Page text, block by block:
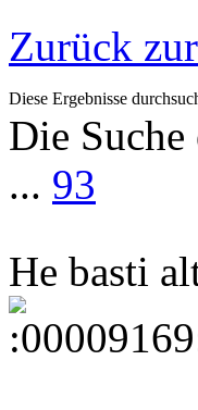
Zurück
Diese Ergebnisse
Die
... 93
He basti